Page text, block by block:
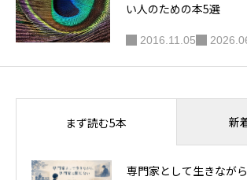
い人のための本5選
2016.11.05
まず読む5本 新
専門家として生きなが